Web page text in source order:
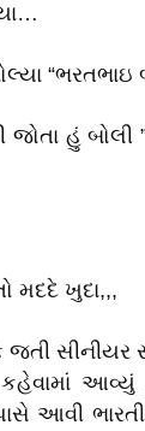
“ભરતભાઇ
જોતા હું
મદદે ખુદા,,,
જતી સીનીયર
આવ્યું
આવી ભારતી